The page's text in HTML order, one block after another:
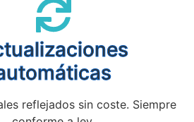
reflejados sin coste. Siempre